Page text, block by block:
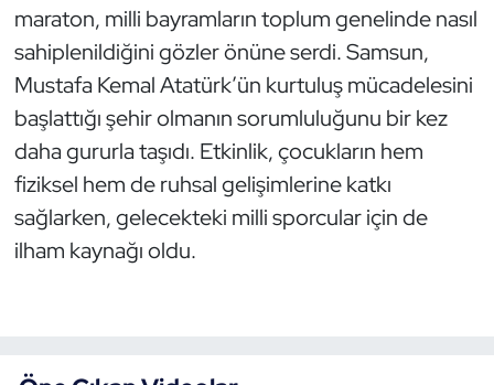
maraton, milli bayramların toplum genelinde nasıl
sahiplenildiğini gözler önüne serdi. Samsun,
Mustafa Kemal Atatürk’ün kurtuluş mücadelesini
başlattığı şehir olmanın sorumluluğunu bir kez
daha gururla taşıdı. Etkinlik, çocukların hem
fiziksel hem de ruhsal gelişimlerine katkı
sağlarken, gelecekteki milli sporcular için de
ilham kaynağı oldu.
Paralimpik
Ragbi
Satranç
Su Topu
Sualtı Sporları
Tenis